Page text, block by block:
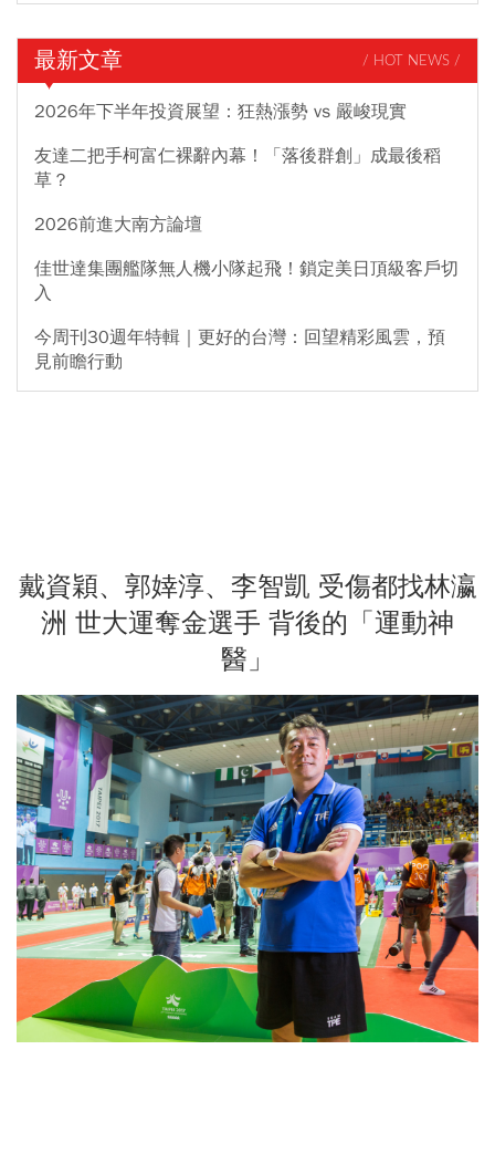
最新文章 / HOT NEWS /
2026年下半年投資展望：狂熱漲勢 vs 嚴峻現實
友達二把手柯富仁裸辭內幕！「落後群創」成最後稻
草？
2026前進大南方論壇
佳世達集團艦隊無人機小隊起飛！鎖定美日頂級客戶切
入
今周刊30週年特輯｜更好的台灣：回望精彩風雲，預
見前瞻行動
戴資穎、郭婞淳、李智凱 受傷都找林瀛
洲 世大運奪金選手 背後的「運動神
醫」